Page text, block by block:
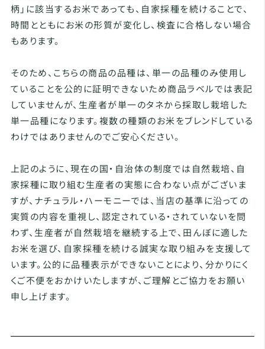
柄」に該当するお米であっても、自家採種を続けることで、
時間とともにお米の形質が変化し、検査に合格しない場合
もあります。
そのため、こちらの商品の品種は、単一の品種のみ使用し
ていることを公的に証明できないため商品ラベルでは表記
していませんが、生産者が単一のタネから採取し栽培した
単一品種になります。複数の種類のお米をブレンドしている
わけではありませんのでご安心ください。
上記のように、現在の国・自治体の制度では自然栽培、自
家採種に取り組む生産者の実態に合わない点がございま
すが、ナチュラル・ハーモニーでは、当店の基準に沿っての
実質の内容を重視し、認定されている・されていないを問
わず、生産者が自然栽培を継続する上で、田んぼに適した
お米を選び、自家採種を続ける誠実な取り組みを支援して
います。公的に品種表示ができないことにより、分かりにく
くご不便をおかけいたしますが、ご理解とご協力をお願い
申し上げます。